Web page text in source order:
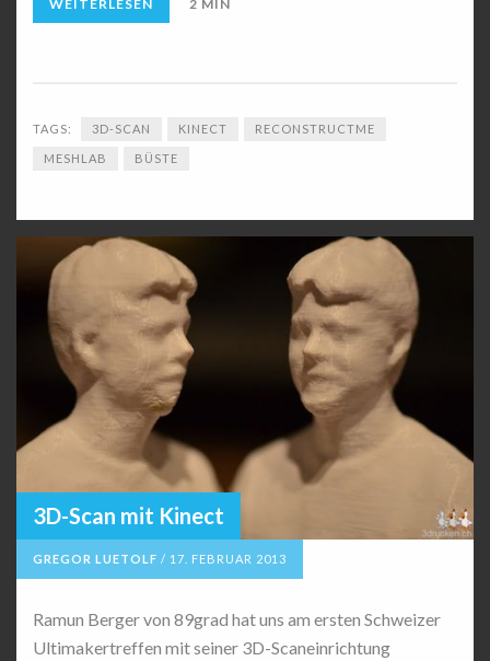
WEITERLESEN 2 MIN
TAGS: 3D-SCAN KINECT RECONSTRUCTME
MESHLAB BÜSTE
3D-Scan mit Kinect
GREGOR LUETOLF / 17. FEBRUAR 2013
Ramun Berger von 89grad hat uns am ersten Schweizer
Ultimakertreffen mit seiner 3D-Scaneinrichtung